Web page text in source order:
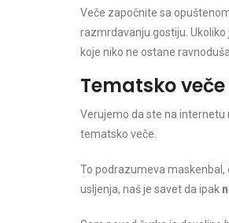
Veče započnite sa
razmrdavanju gostiju.
koje niko ne ostane
Tematsko
Verujemo da ste na internetu
tematsko veče.
To podrazumeva maskenbal,
usljenja, naš je savet da ipak